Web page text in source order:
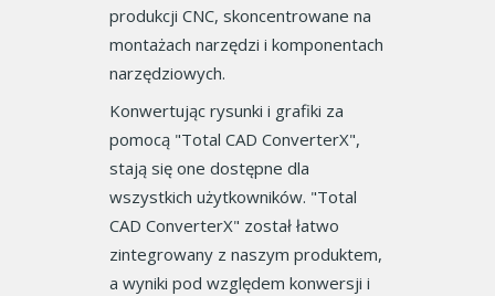
produkcji CNC, skoncentrowane na
montażach narzędzi i komponentach
narzędziowych.
Konwertując rysunki i grafiki za
pomocą "Total CAD ConverterX",
stają się one dostępne dla
wszystkich użytkowników. "Total
CAD ConverterX" został łatwo
zintegrowany z naszym produktem,
a wyniki pod względem konwersji i